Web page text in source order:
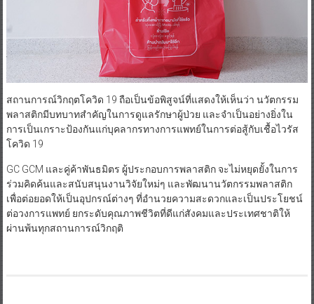
สถานการณ์วิกฤตโควิด 19 ถือเป็นข้อพิสูจน์ที่แสดงให้เห็นว่า นวัตกรรม
พลาสติกมีบทบาทสำคัญในการดูแลรักษาผู้ป่วย และจำเป็นอย่างยิ่งใน
การเป็นเกราะป้องกันแก่บุคลากรทางการแพทย์ในการต่อสู้กับเชื้อไวรัส
โควิด 19
GC GCM และคู่ค้าพันธมิตร ผู้ประกอบการพลาสติก จะไม่หยุดยั้งในการ
ร่วมคิดค้นและสนับสนุนงานวิจัยใหม่ๆ และพัฒนานวัตกรรมพลาสติก
เพื่อต่อยอดให้เป็นอุปกรณ์ต่างๆ ที่อำนวยความสะดวกและเป็นประโยชน์
ต่อวงการแพทย์ ยกระดับคุณภาพชีวิตที่ดีแก่สังคมและประเทศชาติให้
ผ่านพ้นทุกสถานการณ์วิกฤติ